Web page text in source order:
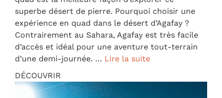
superbe désert de pierre. Pourquoi choisir une
expérience en quad dans le désert d’Agafay ?
Contrairement au Sahara, Agafay est très facile
d’accès et idéal pour une aventure tout-terrain
d’une demi-journée. … Lire la suite
DÉCOUVRIR